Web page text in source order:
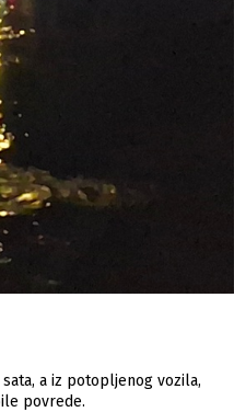
a iz potopljenog vozila,
povrede.